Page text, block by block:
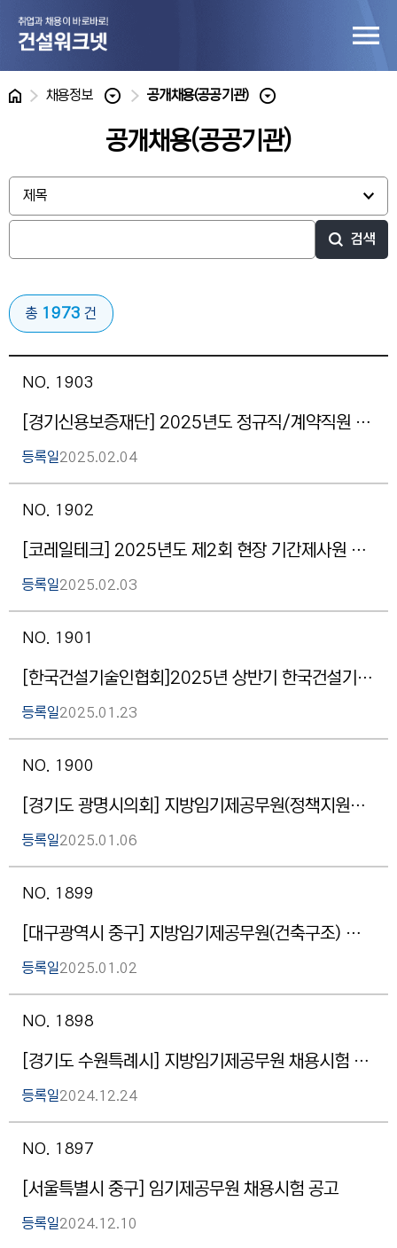
홈 채용정보 공개채용(공공기관)
공개채용(공공기관)
검색
총 1973 건
NO. 1903
[경기신용보증재단] 2025년도 정규직/계약직원 채용공고
등록일2025.02.04
NO. 1902
[코레일테크] 2025년도 제2회 현장 기간제사원 채용 공고(접수기간 : ~2.7.(금) 오후 8시50분까지)
등록일2025.02.03
NO. 1901
[한국건설기술인협회]2025년 상반기 한국건설기술인협회 신입ㆍ경력사원 모집 (접수기간 : 1.23. ~ 2.9.)
등록일2025.01.23
NO. 1900
[경기도 광명시의회] 지방임기제공무원(정책지원관 시설7급) 채용 홍보 요청
등록일2025.01.06
NO. 1899
[대구광역시 중구] 지방임기제공무원(건축구조) 임용시험 공고
등록일2025.01.02
NO. 1898
[경기도 수원특례시] 지방임기제공무원 채용시험 재공고
등록일2024.12.24
NO. 1897
[서울특별시 중구] 임기제공무원 채용시험 공고
등록일2024.12.10